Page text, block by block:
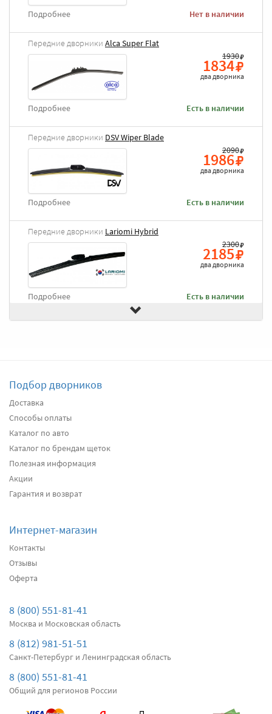
Нет в наличии
Подробнее
Передние дворники Alca Super Flat
1930
1834
два дворника
Есть в наличии
Подробнее
Передние дворники DSV Wiper Blade
2090
1986
два дворника
Есть в наличии
Подробнее
Передние дворники Lariomi Hybrid
2300
2185
два дворника
Есть в наличии
Подробнее
Подробнее
Передние дворники
Подробнее
Подробнее
Передние дворники
Подробнее
Подбор дворников
Доставка
Способы оплаты
Каталог по авто
Каталог по брендам щеток
Полезная информация
Акции
Гарантия и возврат
Интернет-магазин
Контакты
Отзывы
Оферта
8 (800) 551-81-41
Москва и Московская область
8 (812) 981-51-51
Санкт-Петербург и Ленинградская область
8 (800) 551-81-41
Общий для регионов России